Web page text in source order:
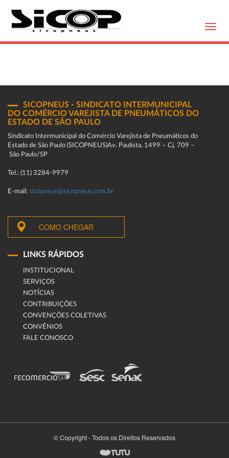
SICOPNEUS - SINDICATO INTERMUNICIPAL
DO COMÉRCIO VAREJISTA DE PNEUMÁTICOS DO
ESTADO DE SÃO PAULO
Sindicato Intermunicipal do Comércio Varejista de Pneumáticos do
Estado de São Paulo (SICOPNEUS)Av. Paulista, 1499 – Cj. 709 –
São Paulo/SP
Tel.: (11) 3284-9979
E-mail: sicopneus@sicopneus.com.br
COMO CHEGAR
LINKS RÁPIDOS
INSTITUCIONAL
SERVIÇOS
NOTÍCIAS
CONTRIBUIÇÕES
CONVENÇÕES COLETIVAS
CONVÊNIOS
FALE CONOSCO
© Copyright - Todos os Direitos Reservados